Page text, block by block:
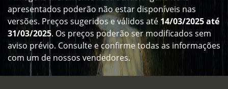
apresentados poderão não estar disponíveis nas
versões. Preços sugeridos e válidos até 14/03/2025 até
31/03/2025. Os preços poderão ser modificados sem
aviso prévio. Consulte e confirme todas as informações
com um de nossos vendedores.